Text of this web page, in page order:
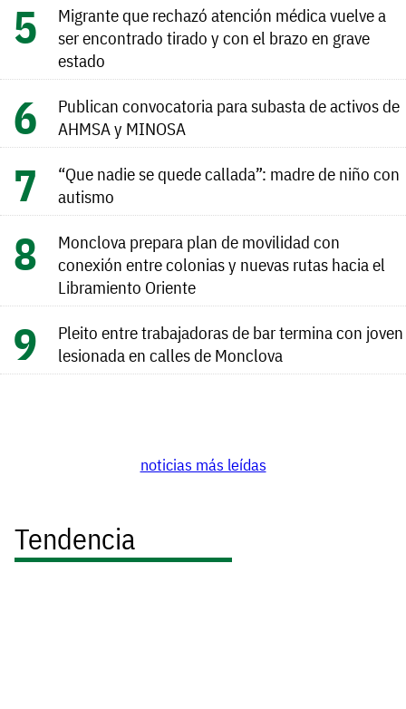
Migrante que rechazó atención médica vuelve a
ser encontrado tirado y con el brazo en grave
estado
Publican convocatoria para subasta de activos de
AHMSA y MINOSA
“Que nadie se quede callada”: madre de niño con
autismo
Monclova prepara plan de movilidad con
conexión entre colonias y nuevas rutas hacia el
Libramiento Oriente
Pleito entre trabajadoras de bar termina con joven
lesionada en calles de Monclova
noticias más leídas
Tendencia